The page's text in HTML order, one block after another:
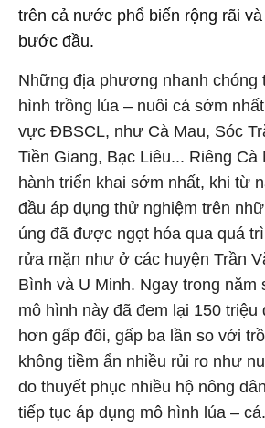
trên cả nước phổ biến rộng rãi
bước đầu.
Những địa phương nhanh chóng
hình trồng lúa – nuôi cá sớm
vực ĐBSCL, như Cà Mau, Sóc
Tiền Giang, Bạc Liêu... Riêng Cà
hành triển khai sớm nhất, khi từ
đầu áp dụng thử nghiệm trên
úng đã được ngọt hóa qua quá
rửa mặn như ở các huyện Trần
Bình và U Minh. Ngay trong năm
mô hình này đã đem lại 150 triệu
hơn gấp đôi, gấp ba lần so với
không tiềm ẩn nhiều rủi ro như
do thuyết phục nhiều hộ nông
tiếp tục áp dụng mô hình lúa –